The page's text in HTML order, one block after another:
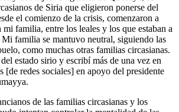
de Siria que eligieron ponerse del
el comienzo de la crisis, comenzaron a
mi familia, entre los leales y los que estaban a
familia se mantuvo neutral, siguiendo las
como muchas otras familias circasianas.
estado sirio y escribí más de una vez en
[de redes sociales] en apoyo del presidente
de las familias circasianas y los